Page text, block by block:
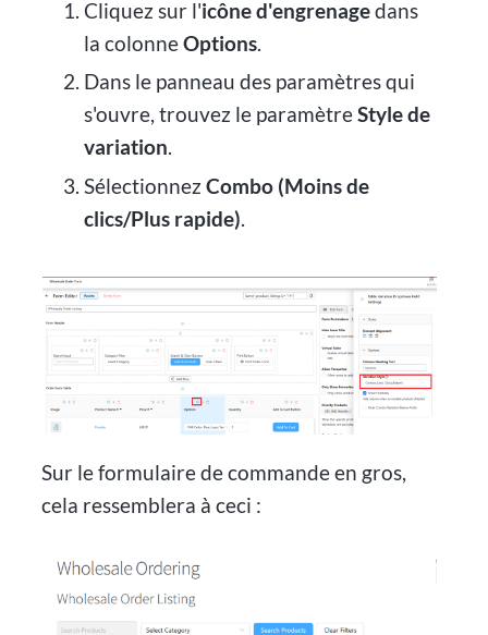
Cliquez sur l'icône d'engrenagedans
la colonneOptions.
Dans le panneau des paramètres qui
s'ouvre, trouvez le paramètreStyle de
variation.
Sélectionnez Combo (Moins de
clics/Plus rapide).
Sur le formulaire de commande en gros,
cela ressemblera à ceci :